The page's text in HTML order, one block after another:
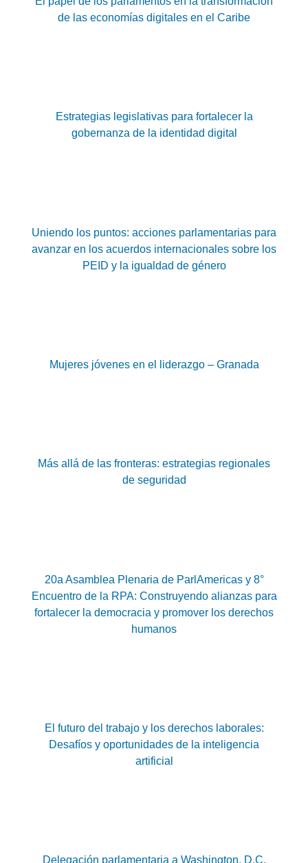
de las economías digitales en el Caribe
Estrategias legislativas para fortalecer la
gobernanza de la identidad digital
Uniendo los puntos: acciones parlamentarias para
avanzar en los acuerdos internacionales sobre los
PEID y la igualdad de género
Mujeres jóvenes en el liderazgo – Granada
Más allá de las fronteras: estrategias regionales
de seguridad
20a Asamblea Plenaria de ParlAmericas y 8°
Encuentro de la RPA: Construyendo alianzas para
fortalecer la democracia y promover los derechos
humanos
El futuro del trabajo y los derechos laborales:
Desafíos y oportunidades de la inteligencia
artificial
Delegación parlamentaria a Washington, D.C.